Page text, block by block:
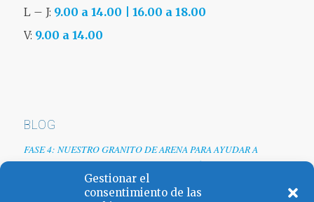
Gestionar el
consentimiento de las
L – J: 9.00 a 14.00 | 16.00 a 18.00
V: 9.00 a 14.00
BLOG
FASE 4: NUESTRO GRANITO DE ARENA PARA AYUDAR A
EMPRESAS TRAS LA CRISIS DEL COVID-19
Renovamos web